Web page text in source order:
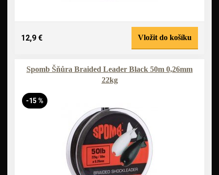
12,9 € Vložit do košíku
Spomb Šňůra Braided Leader Black 50m 0,26mm
22kg
-15 %